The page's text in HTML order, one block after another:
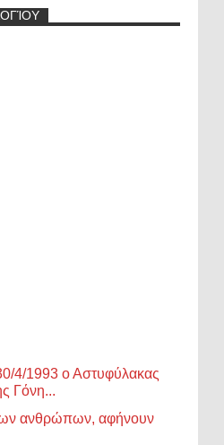
4/1993 ο Αστυφύλακας
Γόνη...
ανθρώπων, αφήνουν